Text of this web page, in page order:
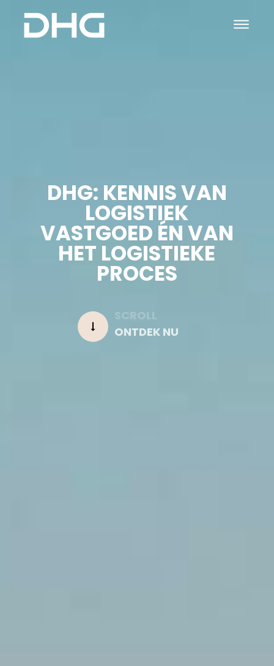
DHG: KENNIS VAN
LOGISTIEK
VASTGOED ÉN VAN
HET LOGISTIEKE
PROCES
SCROLL